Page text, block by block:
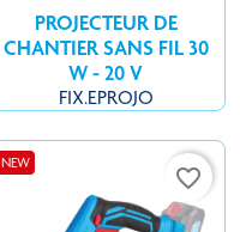
PROJECTEUR DE
CHANTIER SANS FIL 30
W - 20 V
FIX.EPROJO
NEW
favorite_border